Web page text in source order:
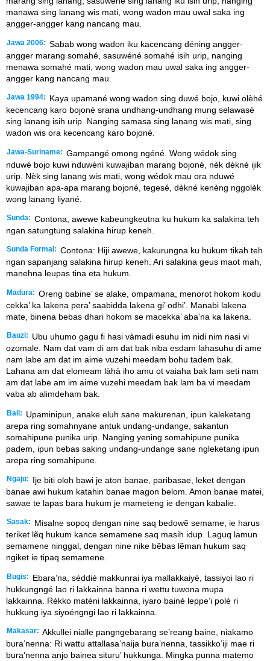
manawa sing lanang wis mati, wong wadon mau uwal saka ing
angger-angger kang nancang mau.
Jawa 2006: Sabab wong wadon iku kacencang déning angger-
angger marang somahé, sasuwéné somahé isih urip, nanging
menawa somahé mati, wong wadon mau uwal saka ing angger-
angger kang nancang mau.
Jawa 1994:
Kaya upamané wong wadon sing duwé bojo, kuwi olèhé
kecencang karo bojoné srana undhang-undhang mung selawasé
sing lanang isih urip. Nanging samasa sing lanang wis mati, sing
wadon wis ora kecencang karo bojoné.
Jawa-Suriname: Gampangé omong ngéné. Wong wédok sing
nduwé bojo kuwi nduwèni kuwajiban marang bojoné, nèk dèkné ijik
urip. Nèk sing lanang wis mati, wong wédok mau ora nduwé
kuwajiban apa-apa marang bojoné, tegesé, dèkné kenèng nggolèk
wong lanang liyané.
Sunda: Contona, awewe kabeungkeutna ku hukum ka salakina teh
ngan satungtung salakina hirup keneh.
Sunda Formal: Contona: Hiji awewe, kakurungna ku hukum tikah teh
ngan sapanjang salakina hirup keneh. Ari salakina geus maot mah,
manehna leupas tina eta hukum.
Madura: Oreng babine’ se alake, ompamana, menorot hokom kodu
cekka’ ka lakena pera’ saabidda lakena gi’ odhi’. Manabi lakena
mate, binena bebas dhari hokom se macekka’ aba’na ka lakena.
Bauzi:
Ubu uhumo gagu fi hasi vàmadi esuhu im nidi nim nasi vi
ozomale. Nam dat vam di am dat bak niba esdam lahasuhu di ame
nam labe am dat im aime vuzehi meedam bohu tadem bak.
Lahana am dat elomeam làhà iho amu ot vaiaha bak lam seti nam
am dat labe am im aime vuzehi meedam bak lam ba vi meedam
vaba ab alimdeham bak.
Bali:
Upaminipun, anake eluh sane makurenan, ipun kaleketang
arepa ring somahnyane antuk undang-undange, sakantun
somahipune punika urip. Nanging yening somahipune punika
padem, ipun bebas saking undang-undange sane ngleketang ipun
arepa ring somahipune.
Ngaju:
Ije biti oloh bawi je aton banae, paribasae, leket dengan
banae awi hukum katahin banae magon belom. Amon banae matei,
sawae te lapas bara hukum je mameteng ie dengan kabalie.
Sasak:
Misalne sopoq dengan nine saq bedowẽ semame, ie harus
teriket lẽq hukum kance semamene saq masih idup. Laguq lamun
semamene ninggal, dengan nine nike bẽbas lẽman hukum saq
ngiket ie tipaq semamene.
Bugis:
Ebara’na, séddié makkunrai iya mallakkaiyé, tassiyoi lao ri
hukkungngé lao ri lakkainna banna ri wettu tuwona mupa
lakkainna. Rékko maténi lakkainna, iyaro bainé leppe’i polé ri
hukkung iya siyoéngngi lao ri lakkainna.
Makasar: Akkullei nialle pangngebarang se’reang baine, niakamo
bura’nenna: Ri wattu attallasa’naija bura’nenna, tassikko’iji mae ri
bura’nenna anjo bainea situru’ hukkunga. Mingka punna matemo